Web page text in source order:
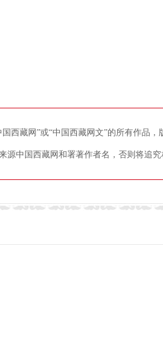
国西藏网”或“中国西藏网文”的所有作品
源中国西藏网和署著作者名，否则将追究